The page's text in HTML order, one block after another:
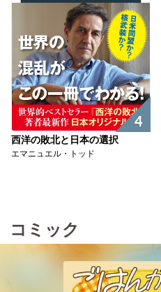
4
西洋の敗北と日本の選択
エマニュエル・トッド
コミック